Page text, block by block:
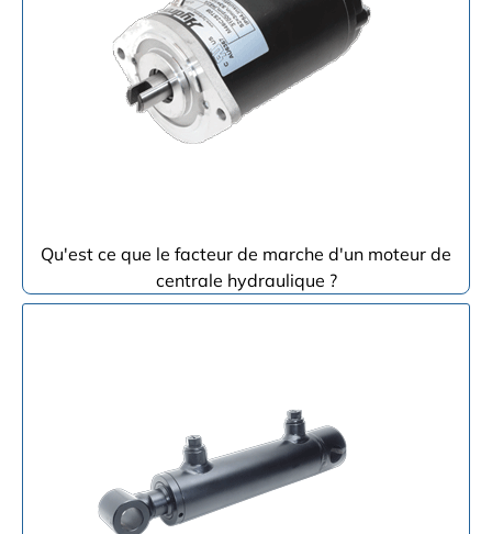
Qu'est ce que le facteur de marche d'un moteur de
centrale hydraulique ?